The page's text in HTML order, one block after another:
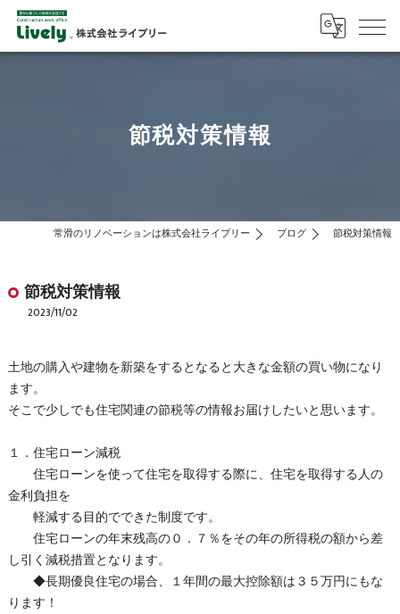
節税対策情報
常滑のリノベーションは株式会社ライブリー ブログ 節税対策情報
節税対策情報
2023/11/02
土地の購入や建物を新築をするとなると大きな金額の買い物になり
ます。
そこで少しでも住宅関連の節税等の情報お届けしたいと思います。
１．住宅ローン減税
住宅ローンを使って住宅を取得する際に、住宅を取得する人の
金利負担を
軽減する目的でできた制度です。
住宅ローンの年末残高の０．７％をその年の所得税の額から差
し引く減税措置となります。
◆長期優良住宅の場合、１年間の最大控除額は３５万円にもな
ります！